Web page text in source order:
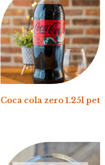
Coca cola zero 1.25l pet